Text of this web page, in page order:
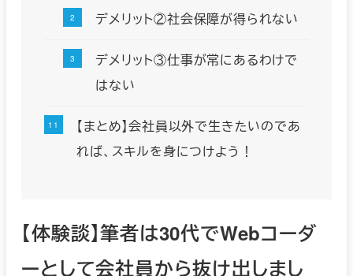
デメリット②社会保障が得られない
デメリット③仕事が常にあるわけで
はない
【まとめ】会社員以外で生きたいのであ
れば、スキルを身につけよう！
【体験談】筆者は30代でWebコーダ
ーとして会社員から抜け出しまし